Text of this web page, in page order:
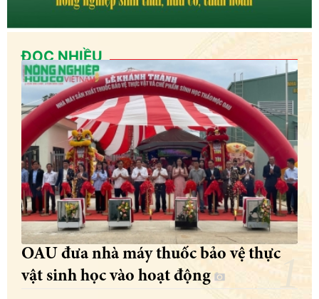
ĐỌC NHIỀU
OAU đưa nhà máy thuốc bảo vệ thực
vật sinh học vào hoạt động